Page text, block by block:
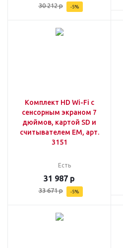
30 212р -5%
Комплект HD Wi-Fi с
сенсорным экраном 7
дюймов, картой SD и
считывателем EM, арт.
3151
Есть
31 987 р
33 671р -5%